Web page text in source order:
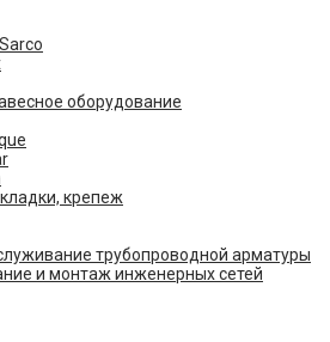
оборудование
крепеж
трубопроводной арматуры
и монтаж инженерных сетей